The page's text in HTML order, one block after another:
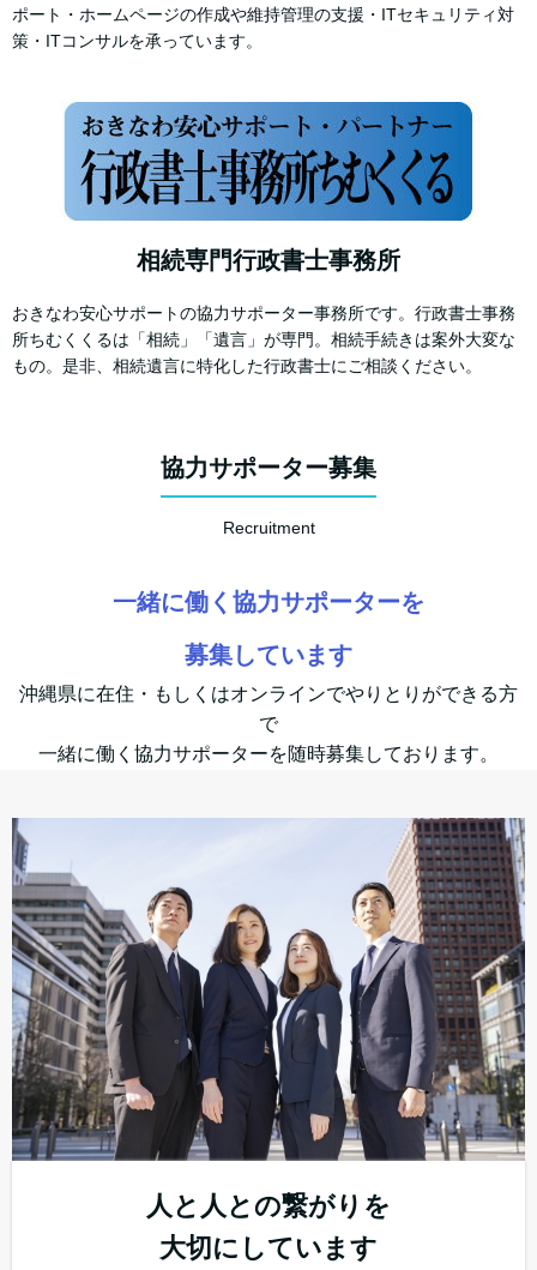
ポート・ホームページの作成や維持管理の支援・ITセキュリティ対
策・ITコンサルを承っています。
相続専門行政書士事務所
おきなわ安心サポートの協力サポーター事務所です。行政書士事務
所ちむくくるは「相続」「遺言」が専門。相続手続きは案外大変な
もの。是非、相続遺言に特化した行政書士にご相談ください。
協力サポーター募集
Recruitment
一緒に働く協力サポーターを
募集しています
沖縄県に在住・もしくはオンラインでやりとりができる方
で
一緒に働く協力サポーターを随時募集しております。
人と人との繋がりを
大切にしています